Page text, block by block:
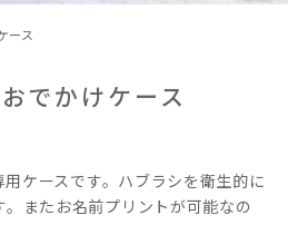
ース
でかけケース
ケースです。ハブラシを衛生的に
またお名前プリントが可能なの